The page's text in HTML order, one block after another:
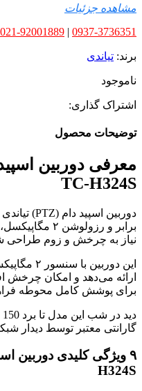
مشاهده جزئیات
0937-3736351
|
021-92001889
برند: تیاندی
ناموجود
اشتراک گذاری:
توضیحات محصول
TC-H324S
دوربین اسپید دام (PTZ) تیاندی مدل
برابر و
نیاز به چرخش و زوم
برای پوشش کامل محوطه
گارانتی معتبر توسط دیدار
H324S